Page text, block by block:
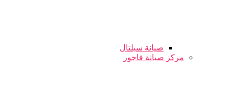
صيانة سيلتال
مركز صيانة فاجور